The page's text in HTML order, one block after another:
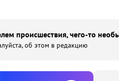
происшествия, чего-то
об этом в редакцию